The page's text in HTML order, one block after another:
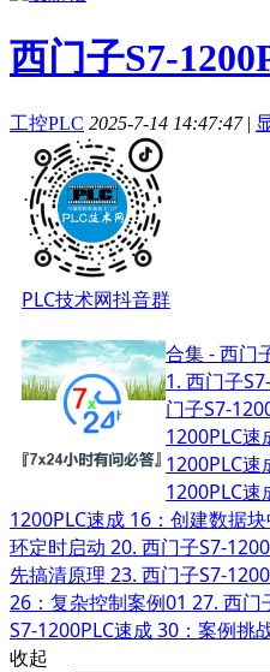
西门子S7-
工控PLC 2025-7-14 14:47:47 |
PLC技术网抖音群
合集 - 西门
1. 西门子
门子S7-
1200PLC
1200PLC
1200PLC
1200PLC速成 16：创建数据
环定时启动 20. 西门子S7-
先搞清原理 23. 西门子S7-
26：复杂控制案例01 27. 西门
S7-1200PLC速成 30：案例挑
收起